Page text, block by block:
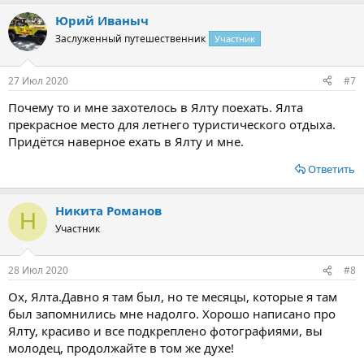
Наш отдых можно назвать, в какой-то степени, дикарским,
так как мы не уподобились большинству туристов и не
заказывали кучу гидов и туров для отдыха. От аэропорта
направились в сторону автовокзала, чтобы оттуда прибыть в
конечное место назначения.
Прибыли в Ялту уже за полночь, но первое что отразилось в
памяти, стрекот цикад и острый запах цветов. Весь отдых
мы не сидели на месте и объехали почти все черноморское
побережье Крыма, добрались до города героя Севастополя,
но в этой статье расскажу о Ялте и отдыхе в ее
окрестностях.
Посмотреть вложение 15861
Самое интересное, что можно посетить в Ялте это два
чудесных дворца Романовской эпохи, Ливадийский и
Массандровский дворцы. Описать одним словам«красиво»
было бы неправильно, так как это настолько невероятные
места, что хочется остаться жить в них. Виды,
открывающиеся с их террас, захватывают дыхание. В
к
ц
и
Юрий Иваныч
Заслуженный путешественник Участник
27 Июл 2020 #7
Почему то и мне захотелось в Ялту поехать. Ялта
прекрасное место для летнего туристического отдыха.
Придётся наверное ехать в Ялту и мне.
Ответить
Н Никита Романов
Участник
28 Июл 2020 #8
Ох, Ялта.Давно я там был, но те месяцы, которые я там
был запомнились мне надолго. Хорошо написано про
Ялту, красиво и все подкреплено фотографиями, вы
молодец, продолжайте в том же духе!